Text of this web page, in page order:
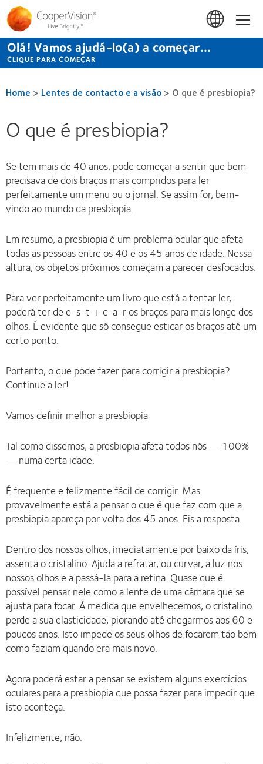
Passar
para
conteúdo
principal
Início
Olá! Vamos ajudá-lo(a) a começar...
CLIQUE PARA COMEÇAR
Home > Lentes de contacto e a visão > O que é presbiopia?
O que é presbiopia?
Se tem mais de 40 anos, pode começar a sentir que bem
precisava de dois braços mais compridos para ler
perfeitamente um menu ou o jornal. Se assim for, bem-
vindo ao mundo da presbiopia.
Em resumo, a presbiopia é um problema ocular que afeta
todas as pessoas entre os 40 e os 45 anos de idade. Nessa
altura, os objetos próximos começam a parecer desfocados.
Para ver perfeitamente um livro que está a tentar ler,
poderá ter de e-s-t-i-c-a-r os braços para mais longe dos
olhos. É evidente que só consegue esticar os braços até um
certo ponto.
Portanto, o que pode fazer para corrigir a presbiopia?
Continue a ler!
Vamos definir melhor a presbiopia
Tal como dissemos, a presbiopia afeta todos nós — 100%
— numa certa idade.
É frequente e felizmente fácil de corrigir. Mas
provavelmente está a pensar o que é que faz com que a
presbiopia apareça por volta dos 45 anos. Eis a resposta.
Dentro dos nossos olhos, imediatamente por baixo da íris,
assenta o cristalino. Ajuda a refratar, ou curvar, a luz nos
nossos olhos e a passá-la para a retina. Quase que é
possível pensar nele como a lente de uma câmara que se
ajusta para focar. À medida que envelhecemos, o cristalino
perde a sua elasticidade, piorando até chegarmos aos 60 e
poucos anos. Isto impede os seus olhos de focarem tão bem
como faziam quando era mais novo.
Agora poderá estar a pensar se existem alguns exercícios
oculares para a presbiopia que possa fazer para impedir que
isto aconteça.
Infelizmente, não.